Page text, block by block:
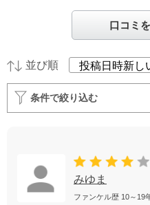
口コミ
並び順
条件で絞り込む
みゆま
ファンケル歴 10～19